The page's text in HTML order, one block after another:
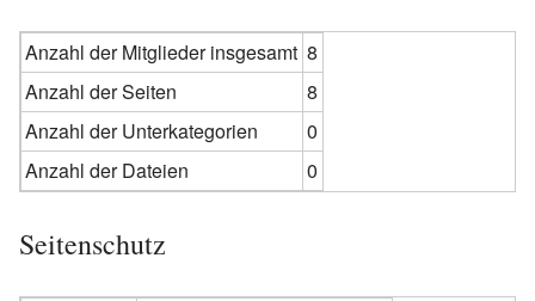
Anzahl der Mitglieder insgesamt 8
Anzahl der Seiten
8
Anzahl der Unterkategorien
0
Anzahl der Dateien
0
Seitenschutz